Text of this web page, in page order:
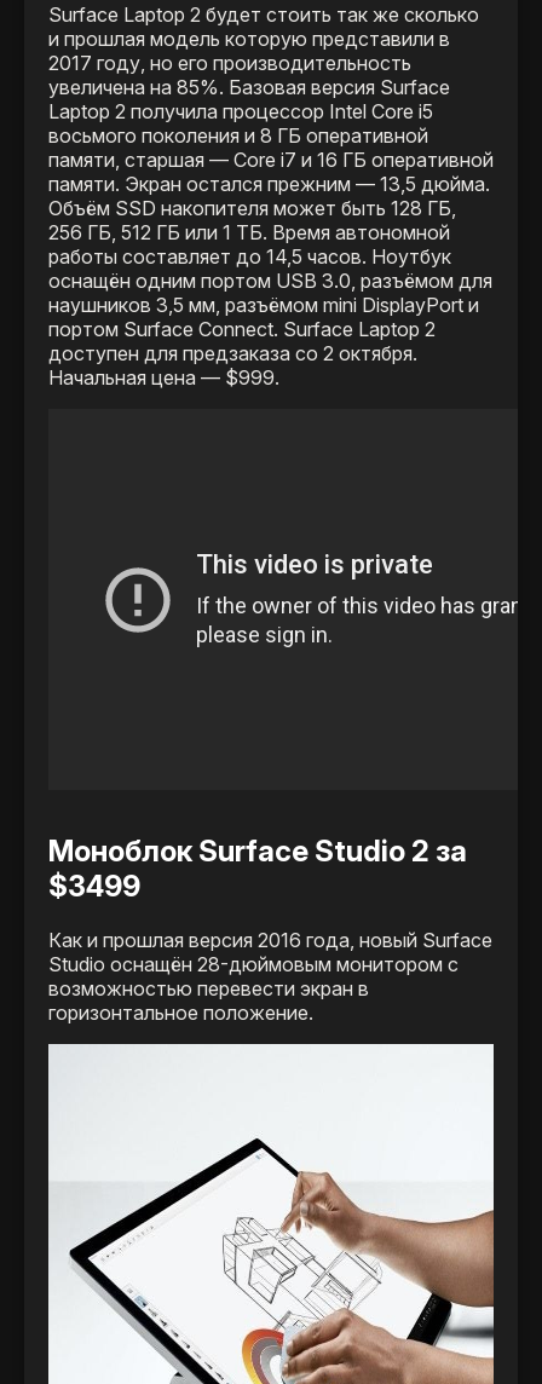
Surface Laptop 2 будет стоить так же сколько
и прошлая модель которую представили в
2017 году, но его производительность
увеличена на 85%. Базовая версия Surface
Laptop 2 получила процессор Intel Core i5
восьмого поколения и 8 ГБ оперативной
памяти, старшая — Core i7 и 16 ГБ оперативной
памяти. Экран остался прежним — 13,5 дюйма.
Объём SSD накопителя может быть 128 ГБ,
256 ГБ, 512 ГБ или 1 ТБ. Время автономной
работы составляет до 14,5 часов. Ноутбук
оснащён одним портом USB 3.0, разъёмом для
наушников 3,5 мм, разъёмом mini DisplayPort и
портом Surface Connect. Surface Laptop 2
доступен для предзаказа со 2 октября.
Начальная цена — $999.
Моноблок Surface Studio 2 за
$3499
Как и прошлая версия 2016 года, новый Surface
Studio оснащён 28-дюймовым монитором с
возможностью перевести экран в
горизонтальное положение.